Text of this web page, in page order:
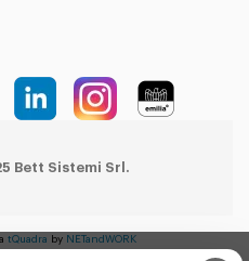
Bett Sistemi Srl.
tQuadra by NETandWORK